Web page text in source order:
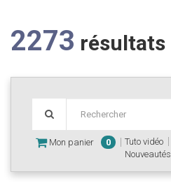
2273 résultats
Mon panier 0 Tuto vidéo
Nouveautés